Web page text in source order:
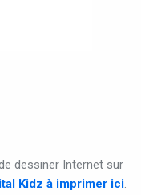
dessiner Internet sur
Kidz à imprimer ici.